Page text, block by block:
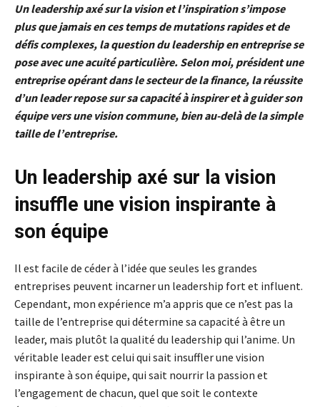
Un leadership axé sur la vision et l’inspiration s’impose
plus que jamais en ces temps de mutations rapides et de
défis complexes, la question du leadership en entreprise se
pose avec une acuité particulière. Selon moi, président une
entreprise opérant dans le secteur de la finance, la réussite
d’un leader repose sur sa capacité à inspirer et à guider son
équipe vers une vision commune, bien au-delà de la simple
taille de l’entreprise.
Un leadership axé sur la vision
insuffle une vision inspirante à
son équipe
Il est facile de céder à l’idée que seules les grandes
entreprises peuvent incarner un leadership fort et influent.
Cependant, mon expérience m’a appris que ce n’est pas la
taille de l’entreprise qui détermine sa capacité à être un
leader, mais plutôt la qualité du leadership qui l’anime. Un
véritable leader est celui qui sait insuffler une vision
inspirante à son équipe, qui sait nourrir la passion et
l’engagement de chacun, quel que soit le contexte